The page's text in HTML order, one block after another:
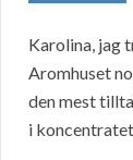
Karolina, jag
Aromhuset
den mest
i